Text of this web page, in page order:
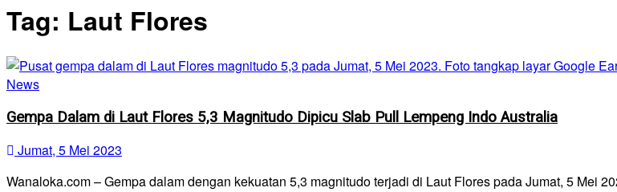
Tag: Laut Flores
News
Gempa Dalam di Laut Flores 5,3 Magnitudo Dipicu Slab Pull Lempeng Indo Australia
Jumat, 5 Mei 2023
Wanaloka.com – Gempa dalam dengan kekuatan 5,3 magnitudo terjadi di Laut Flores pada Jumat, 5 Mei